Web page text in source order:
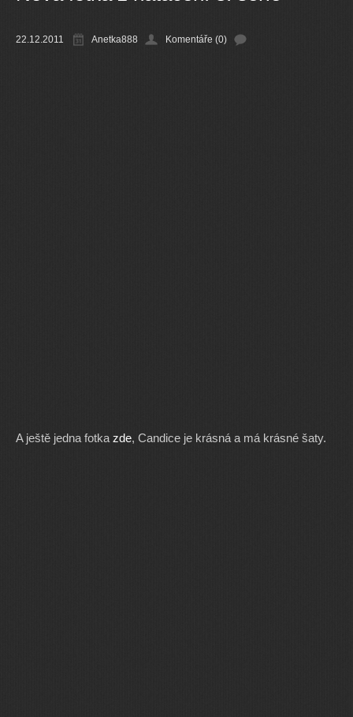
22.12.2011 Anetka888 Komentáře (0)
A ještě jedna fotka zde, Candice je krásná a má krásné šaty.